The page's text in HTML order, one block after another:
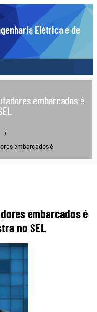
Elétrica e de
embarcados é
/
embarcados é
embarcados é
no SEL